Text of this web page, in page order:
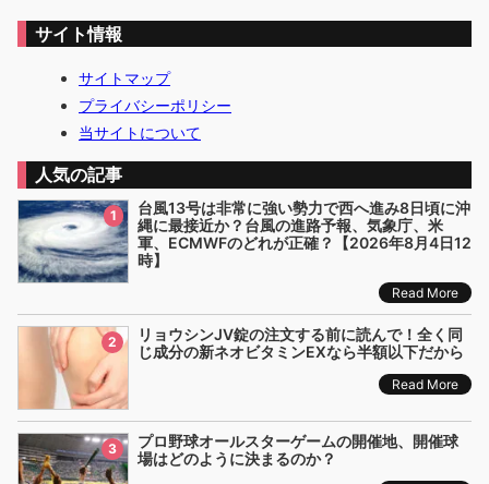
サイト情報
サイトマップ
プライバシーポリシー
当サイトについて
人気の記事
1
台風13号は非常に強い勢力で西へ進み8日頃に沖
縄に最接近か？台風の進路予報、気象庁、米
軍、ECMWFのどれが正確？【2026年8月4日12
時】
Read More
2
リョウシンJV錠の注文する前に読んで！全く同
じ成分の新ネオビタミンEXなら半額以下だから
Read More
3
プロ野球オールスターゲームの開催地、開催球
場はどのように決まるのか？